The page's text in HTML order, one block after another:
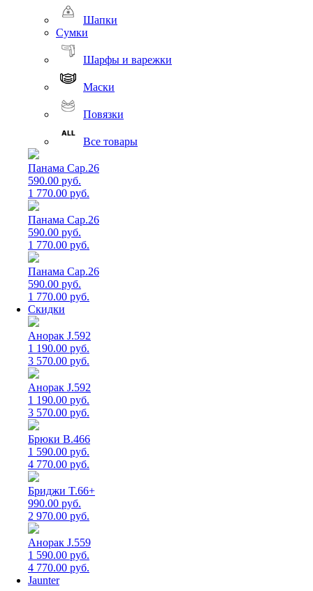
Шапки
Сумки
Шарфы и варежки
Маски
Повязки
Все товары
Панама Cap.26
590.00 руб.
1 770.00 руб.
Панама Cap.26
590.00 руб.
1 770.00 руб.
Панама Cap.26
590.00 руб.
1 770.00 руб.
Скидки
Анорак J.592
1 190.00 руб.
3 570.00 руб.
Анорак J.592
1 190.00 руб.
3 570.00 руб.
Брюки B.466
1 590.00 руб.
4 770.00 руб.
Бриджи T.66+
990.00 руб.
2 970.00 руб.
Анорак J.559
1 590.00 руб.
4 770.00 руб.
Jaunter